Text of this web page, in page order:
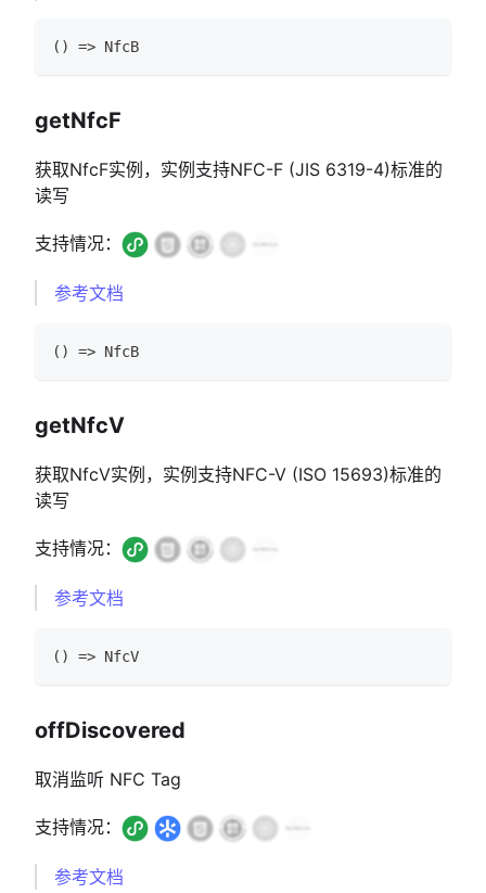
( ) => NfcB
getNfcF
获取NfcF实例，实例支持NFC-F (JIS 6319-4)标准的
读写
支持情况：
参考文档
( ) => NfcB
getNfcV
获取NfcV实例，实例支持NFC-V (ISO 15693)标准的
读写
支持情况：
参考文档
( ) => NfcV
offDiscovered
取消监听 NFC Tag
支持情况：
参考文档